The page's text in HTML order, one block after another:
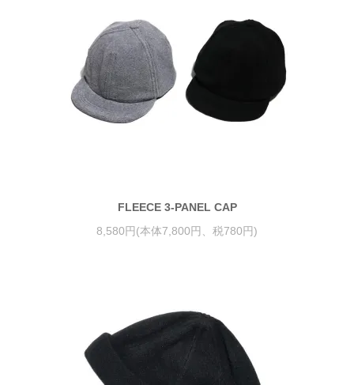
FLEECE 3-PANEL CAP
8,580円(本体7,800円、税780円)